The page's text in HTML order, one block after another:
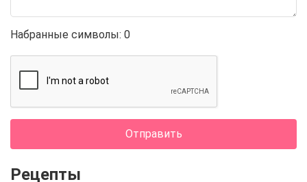
4 000
2 000 000
2,17
Набранные символы: 0
Отправить